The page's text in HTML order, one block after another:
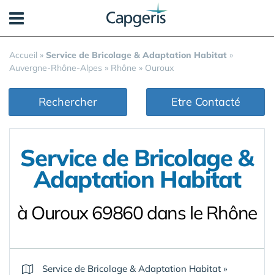
Accueil » Service de Bricolage & Adaptation Habitat »
Auvergne-Rhône-Alpes » Rhône » Ouroux
Rechercher Etre Contacté
Service de Bricolage &
Adaptation Habitat
à Ouroux 69860 dans le Rhône
Service de Bricolage & Adaptation Habitat »